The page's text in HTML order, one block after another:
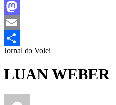
Facebook
Mastodon
Email
Share
Jornal do Volei
LUAN WEBER